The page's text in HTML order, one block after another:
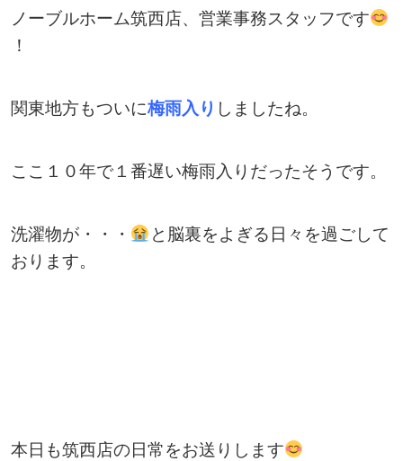
ノーブルホーム筑西店、営業事務スタッフです
！
関東地方もついに梅雨入り しましたね。
ここ１０年で１番遅い梅雨入りだったそうです。
洗濯物が・・・
と脳裏をよぎる日々を過ごして
おります。
本日も筑西店の日常をお送りします